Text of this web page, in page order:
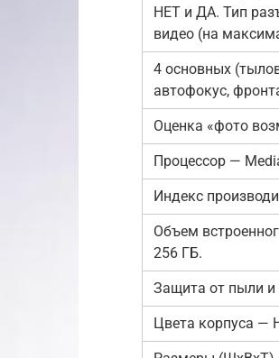
НЕТ и ДА. Тип
видео (на
4 основных
автофокус,
Оценка «фото
Процессор —
Индекс
Объем
256 ГБ.
Защита от пыли
Цвета корпуса —